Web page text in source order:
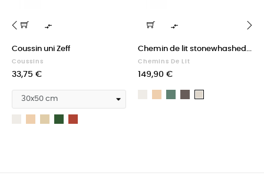

Coussin uni Zeff
Coussins
Prix
33,75 €

Chemin de lit stonewhashed...
Chemins De Lit
Prix
149,90 €
‹